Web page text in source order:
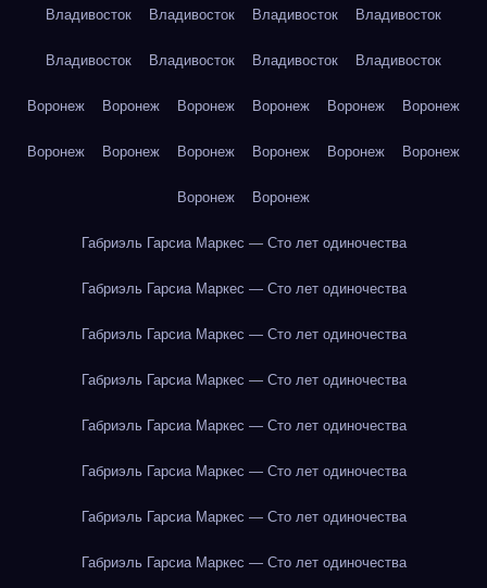
Владивосток Владивосток Владивосток Владивосток
Владивосток Владивосток Владивосток Владивосток
Воронеж Воронеж Воронеж Воронеж Воронеж Воронеж
Воронеж Воронеж Воронеж Воронеж Воронеж Воронеж
Воронеж Воронеж
Габриэль Гарсиа Маркес — Сто лет одиночества
Габриэль Гарсиа Маркес — Сто лет одиночества
Габриэль Гарсиа Маркес — Сто лет одиночества
Габриэль Гарсиа Маркес — Сто лет одиночества
Габриэль Гарсиа Маркес — Сто лет одиночества
Габриэль Гарсиа Маркес — Сто лет одиночества
Габриэль Гарсиа Маркес — Сто лет одиночества
Габриэль Гарсиа Маркес — Сто лет одиночества